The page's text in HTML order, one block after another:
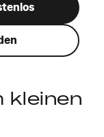
kleinen